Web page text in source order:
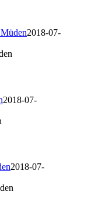
2018-07-
2018-07-
2018-07-